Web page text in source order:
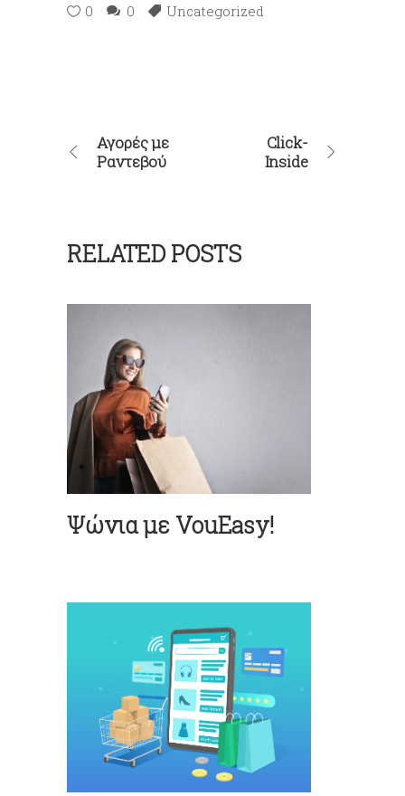
0 0 Uncategorized
Αγορές με
Ραντεβού
Click-
Inside
RELATED POSTS
Ψώνια με VouEasy!